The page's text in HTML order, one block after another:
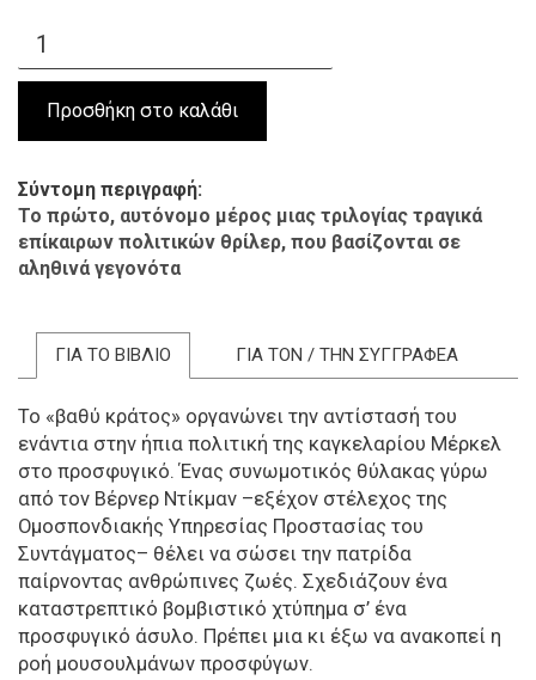
Σύντομη περιγραφή
Το πρώτο, αυτόνομο μέρος μιας τριλογίας τραγικά
επίκαιρων πολιτικών θρίλερ, που βασίζονται σε
αληθινά γεγονότα
ΓΙΑ ΤΟ ΒΙΒΛΙΟ ΓΙΑ ΤΟΝ / ΤΗΝ ΣΥΓΓΡΑΦΕΑ
Το «βαθύ κράτος» οργανώνει την αντίστασή του
ενάντια στην ήπια πολιτική της καγκελαρίου Μέρκελ
στο προσφυγικό. Ένας συνωμοτικός θύλακας γύρω
από τον Βέρνερ Ντίκμαν –εξέχον στέλεχος της
Ομοσπονδιακής Υπηρεσίας Προστασίας του
Συντάγματος– θέλει να σώσει την πατρίδα
παίρνοντας ανθρώπινες ζωές. Σχεδιάζουν ένα
καταστρεπτικό βομβιστικό χτύπημα σ’ ένα
προσφυγικό άσυλο. Πρέπει μια κι έξω να ανακοπεί η
ροή μουσουλμάνων προσφύγων.